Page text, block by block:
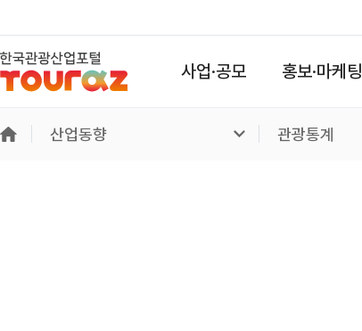
사업·공모 홍보·마케팅
산업동향 관광통계